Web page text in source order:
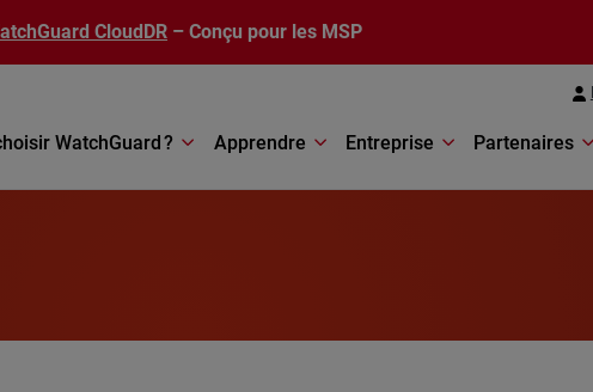
CloudDR – Conçu pour les MSP
WatchGuard ? Apprendre Entreprise Partenaires